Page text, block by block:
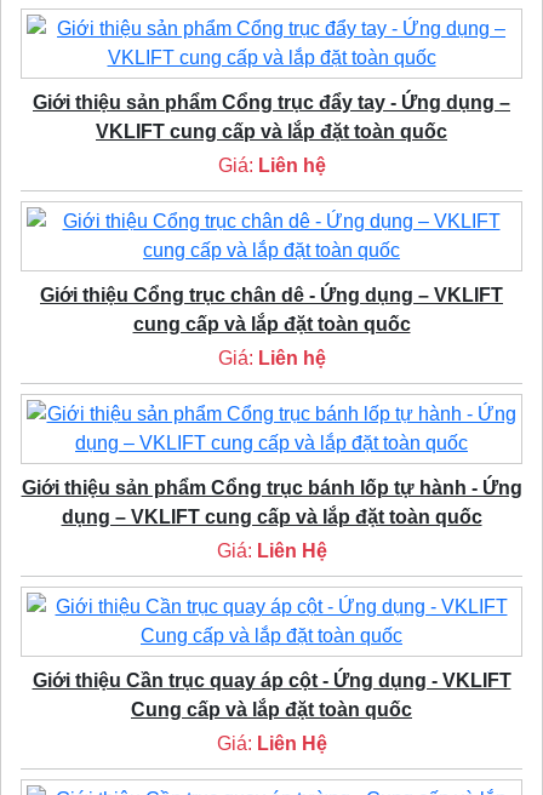
Giới thiệu sản phẩm Cổng trục đẩy tay - Ứng dụng –
VKLIFT cung cấp và lắp đặt toàn quốc
Giá: Liên hệ
Giới thiệu Cổng trục chân dê - Ứng dụng – VKLIFT
cung cấp và lắp đặt toàn quốc
Giá: Liên hệ
Giới thiệu sản phẩm Cổng trục bánh lốp tự hành - Ứng
dụng – VKLIFT cung cấp và lắp đặt toàn quốc
Giá: Liên Hệ
Giới thiệu Cần trục quay áp cột - Ứng dụng - VKLIFT
Cung cấp và lắp đặt toàn quốc
Giá: Liên Hệ